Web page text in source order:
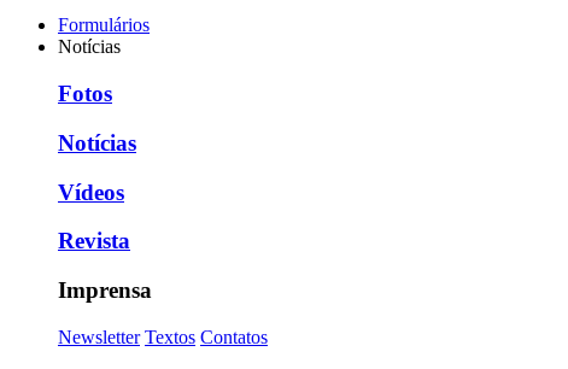
Formulários
Notícias
Fotos
Notícias
Vídeos
Revista
Imprensa
Newsletter Textos Contatos